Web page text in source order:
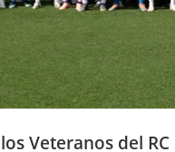
los Veteranos del